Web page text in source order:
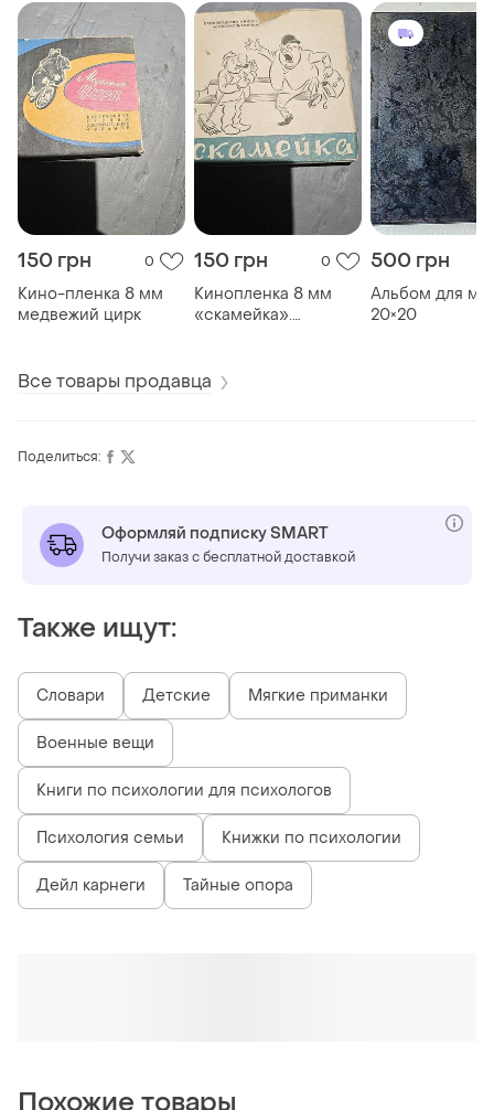
150 грн 0
Кино-пленка 8 мм
медвежий цирк
150 грн 0
Кинопленка 8 мм
«скамейка».
500 грн
Альбом для
20×20
Все товары продавца
Поделиться:
Оформляй подписку SMART
Получи заказ с бесплатной доставкой
Также ищут:
Словари Детские Мягкие приманки
Военные вещи
Книги по психологии для психологов
Психология семьи Книжки по психологии
Дейл карнеги Тайные опора
Похожие товары